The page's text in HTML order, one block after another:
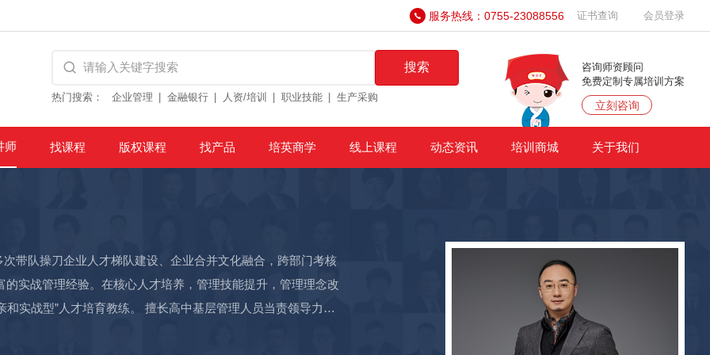
服务热线：0755-23088556 证书查询 会员登录
搜索
热门搜索： 企业管理 金融银行 人资/培训 职业技能 生产采购
咨询师资顾问
免费定制专属培训方案
立刻咨询
师 找课程 版权课程 找产品 培英商学 线上课程 动态资讯 培训商城 关于我们
带队操刀企业人才梯队建设、企业合并文化融合，跨部门考核
实战管理经验。在核心人才培养，管理技能提升，管理理念改
实战型”人才培育教练。 擅长高中基层管理人员当责领导力提